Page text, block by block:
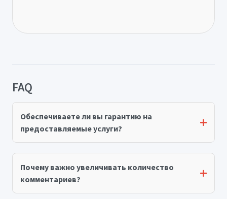
FAQ
Обеспечиваете ли вы гарантию на
предоставляемые услуги?
Почему важно увеличивать количество
комментариев?